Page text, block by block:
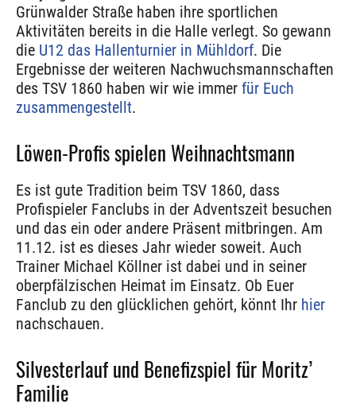
Grünwalder Straße haben ihre sportlichen
Aktivitäten bereits in die Halle verlegt. So gewann
die U12 das Hallenturnier in Mühldorf. Die
Ergebnisse der weiteren Nachwuchsmannschaften
des TSV 1860 haben wir wie immer für Euch
zusammengestellt.
Löwen-Profis spielen Weihnachtsmann
Es ist gute Tradition beim TSV 1860, dass
Profispieler Fanclubs in der Adventszeit besuchen
und das ein oder andere Präsent mitbringen. Am
11.12. ist es dieses Jahr wieder soweit. Auch
Trainer Michael Köllner ist dabei und in seiner
oberpfälzischen Heimat im Einsatz. Ob Euer
Fanclub zu den glücklichen gehört, könnt Ihr hier
nachschauen.
Silvesterlauf und Benefizspiel für Moritz’
Familie